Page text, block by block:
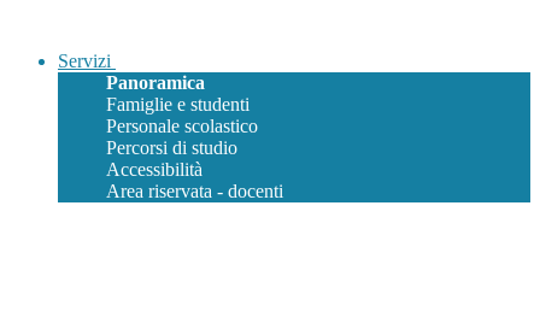
Servizi
Panoramica
Famiglie e studenti
Personale scolastico
Percorsi di studio
Accessibilità
Area riservata - docenti